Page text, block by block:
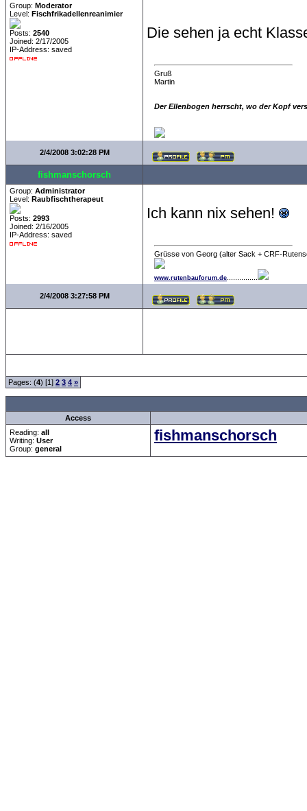
Group: Moderator
Level: Fischfrikadellenreanimier
Posts: 2540
Joined: 2/17/2005
IP-Address: saved
Die sehen ja echt
Gruß
Martin
Der Ellenbogen herrscht, wo der Kopf
2/4/2008 3:02:28 PM
fishmanschorsch
Group: Administrator
Level: Raubfischtherapeut
Posts: 2993
Joined: 2/16/2005
IP-Address: saved
Ich kann nix sehen!
Grüsse von Georg (alter Sack + CRF-
www.rutenbauforum.de
2/4/2008 3:27:58 PM
Pages: (4) [1] 2 3 4 »
Access
Reading: all
Writing: User
Group: general
fishmanschorsch